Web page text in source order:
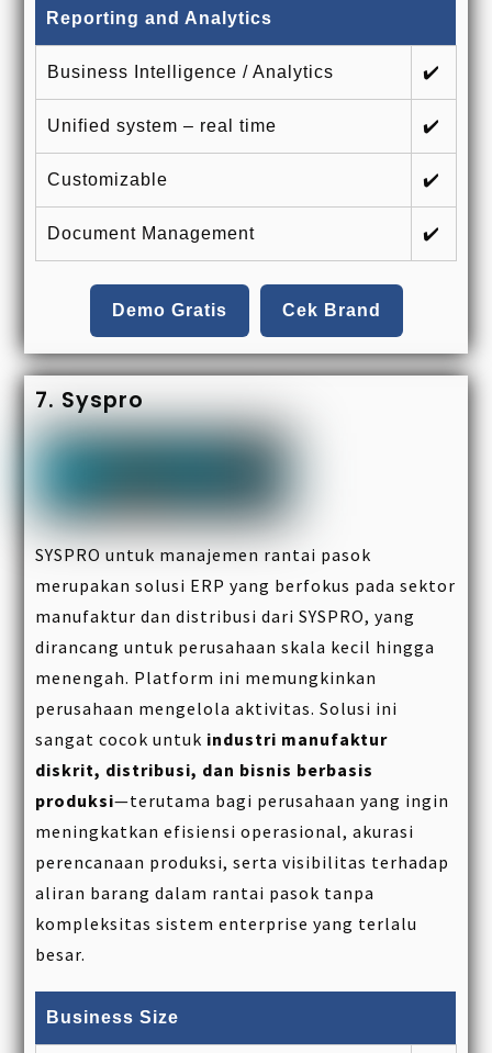
Reporting and Analytics
Business Intelligence / Analytics ✔️
Unified system – real time ✔️
Customizable ✔️
Document Management ✔️
Demo Gratis Cek Brand
7. Syspro
SYSPRO untuk manajemen rantai pasok
merupakan solusi ERP yang berfokus pada sektor
manufaktur dan distribusi dari SYSPRO, yang
dirancang untuk perusahaan skala kecil hingga
menengah. Platform ini memungkinkan
perusahaan mengelola aktivitas. Solusi ini
sangat cocok untuk industri manufaktur
diskrit, distribusi, dan bisnis berbasis
produksi—terutama bagi perusahaan yang ingin
meningkatkan efisiensi operasional, akurasi
perencanaan produksi, serta visibilitas terhadap
aliran barang dalam rantai pasok tanpa
kompleksitas sistem enterprise yang terlalu
besar.
Business Size